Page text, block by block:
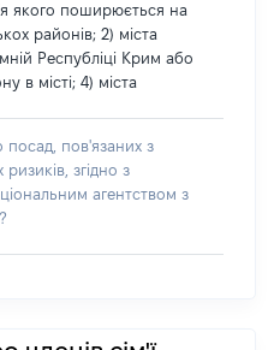
якого поширюється на
районів; 2) міста
Республіці Крим або
в місті; 4) міста
пов'язаних з
згідно з
агентством з